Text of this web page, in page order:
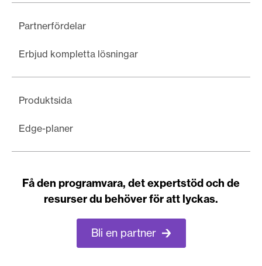
Partnerfördelar
Erbjud kompletta lösningar
Produktsida
Edge-planer
Få den programvara, det expertstöd och de
resurser du behöver för att lyckas.
Bli en partner